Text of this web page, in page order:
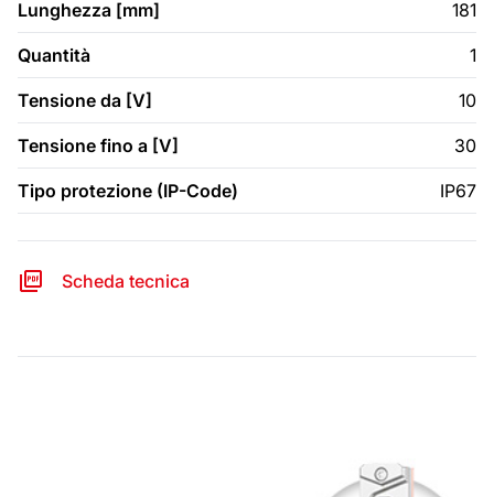
Lunghezza [mm] 181
Quantità 1
Tensione da [V] 10
Tensione fino a [V] 30
Tipo protezione (IP-Code) IP67
Scheda tecnica